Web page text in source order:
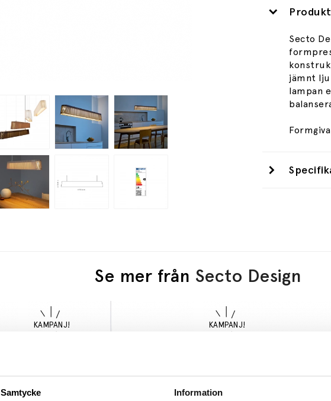
Samtycke Information
Secto
jämnt
lampan
Se mer från Secto Design